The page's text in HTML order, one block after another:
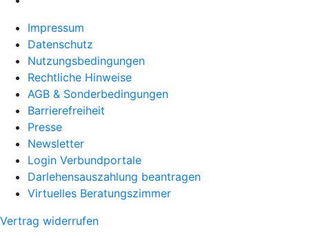
Impressum
Datenschutz
Nutzungsbedingungen
Rechtliche Hinweise
AGB & Sonderbedingungen
Barrierefreiheit
Presse
Newsletter
Login Verbundportale
Darlehensauszahlung beantragen
Virtuelles Beratungszimmer
Vertrag widerrufen